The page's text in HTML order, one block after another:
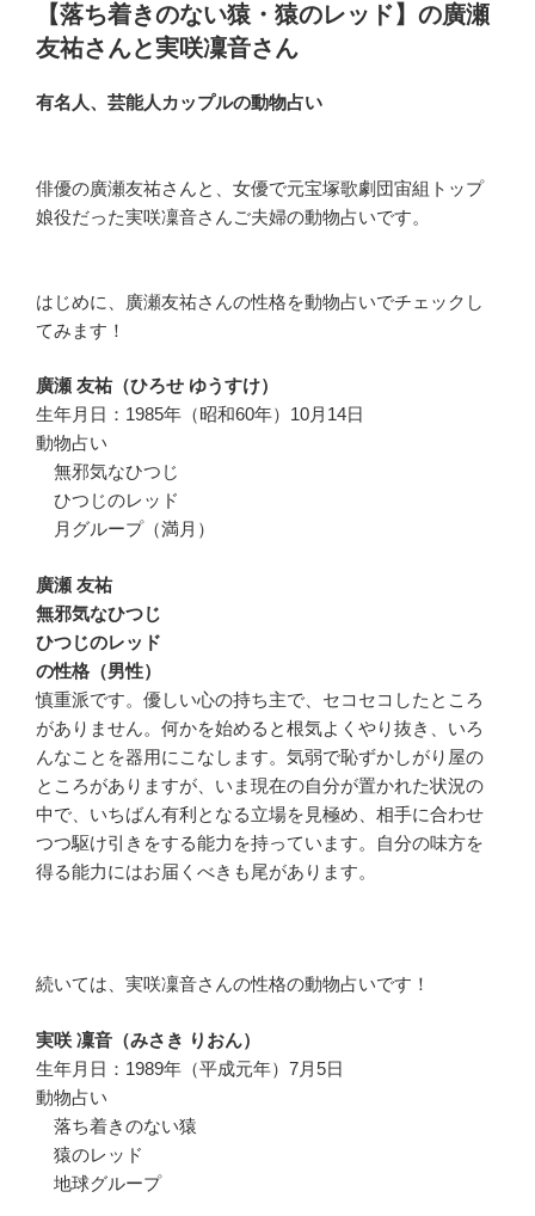
【落ち着きのない猿・猿のレッド】の廣瀬
友祐さんと実咲凜音さん
有名人、芸能人カップルの動物占い
俳優の廣瀬友祐さんと、女優で元宝塚歌劇団宙組トップ
娘役だった実咲凜音さんご夫婦の動物占いです。
はじめに、廣瀬友祐さんの性格を動物占いでチェックし
てみます！
廣瀬 友祐（ひろせ ゆうすけ）
生年月日：1985年（昭和60年）10月14日
動物占い
無邪気なひつじ
ひつじのレッド
月グループ（満月）
廣瀬 友祐
無邪気なひつじ
ひつじのレッド
の性格（男性）
慎重派です。優しい心の持ち主で、セコセコしたところ
がありません。何かを始めると根気よくやり抜き、いろ
んなことを器用にこなします。気弱で恥ずかしがり屋の
ところがありますが、いま現在の自分が置かれた状況の
中で、いちばん有利となる立場を見極め、相手に合わせ
つつ駆け引きをする能力を持っています。自分の味方を
得る能力にはお届くべきも尾があります。
続いては、実咲凜音さんの性格の動物占いです！
実咲 凜音（みさき りおん）
生年月日：1989年（平成元年）7月5日
動物占い
落ち着きのない猿
猿のレッド
地球グループ